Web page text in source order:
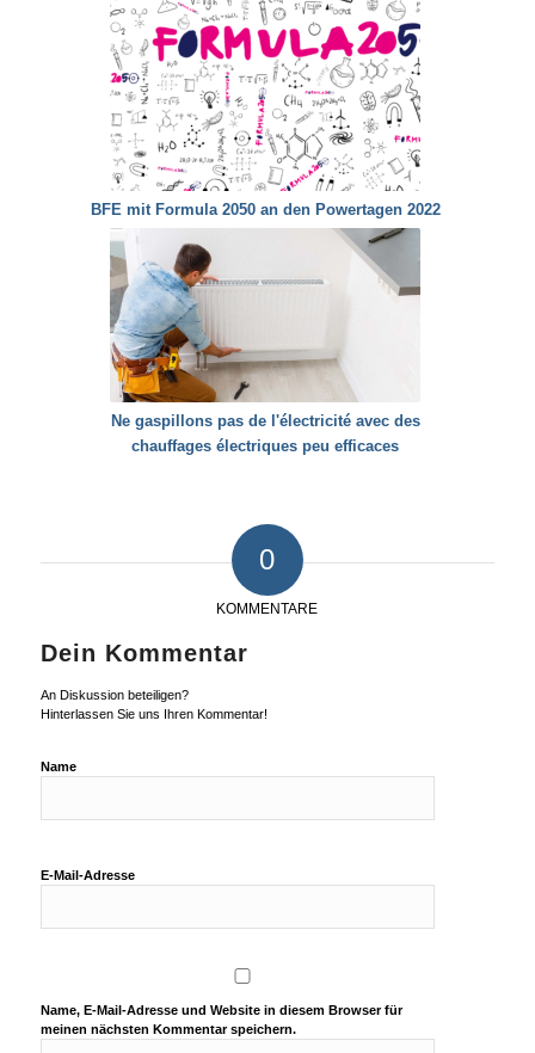
BFE mit Formula 2050 an den Powertagen 2022
Ne gaspillons pas de l'électricité avec des
chauffages électriques peu efficaces
0
KOMMENTARE
Dein Kommentar
An Diskussion beteiligen?
Hinterlassen Sie uns Ihren Kommentar!
Name
E-Mail-Adresse
Name, E-Mail-Adresse und Website in diesem Browser für
meinen nächsten Kommentar speichern.